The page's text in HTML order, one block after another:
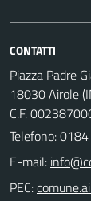
CONTATTI
Piazza Padre
18030 Airole
C.F.
Telefono:
E-mail:
PEC: